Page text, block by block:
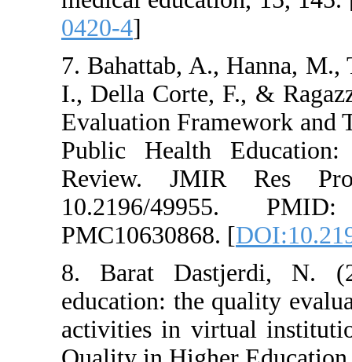
7. Bahattab,
I., Della Corte,
Evaluation
Public Health
Review.
10.2196/
PMC10630868.
8. Barat
education: the
activities in